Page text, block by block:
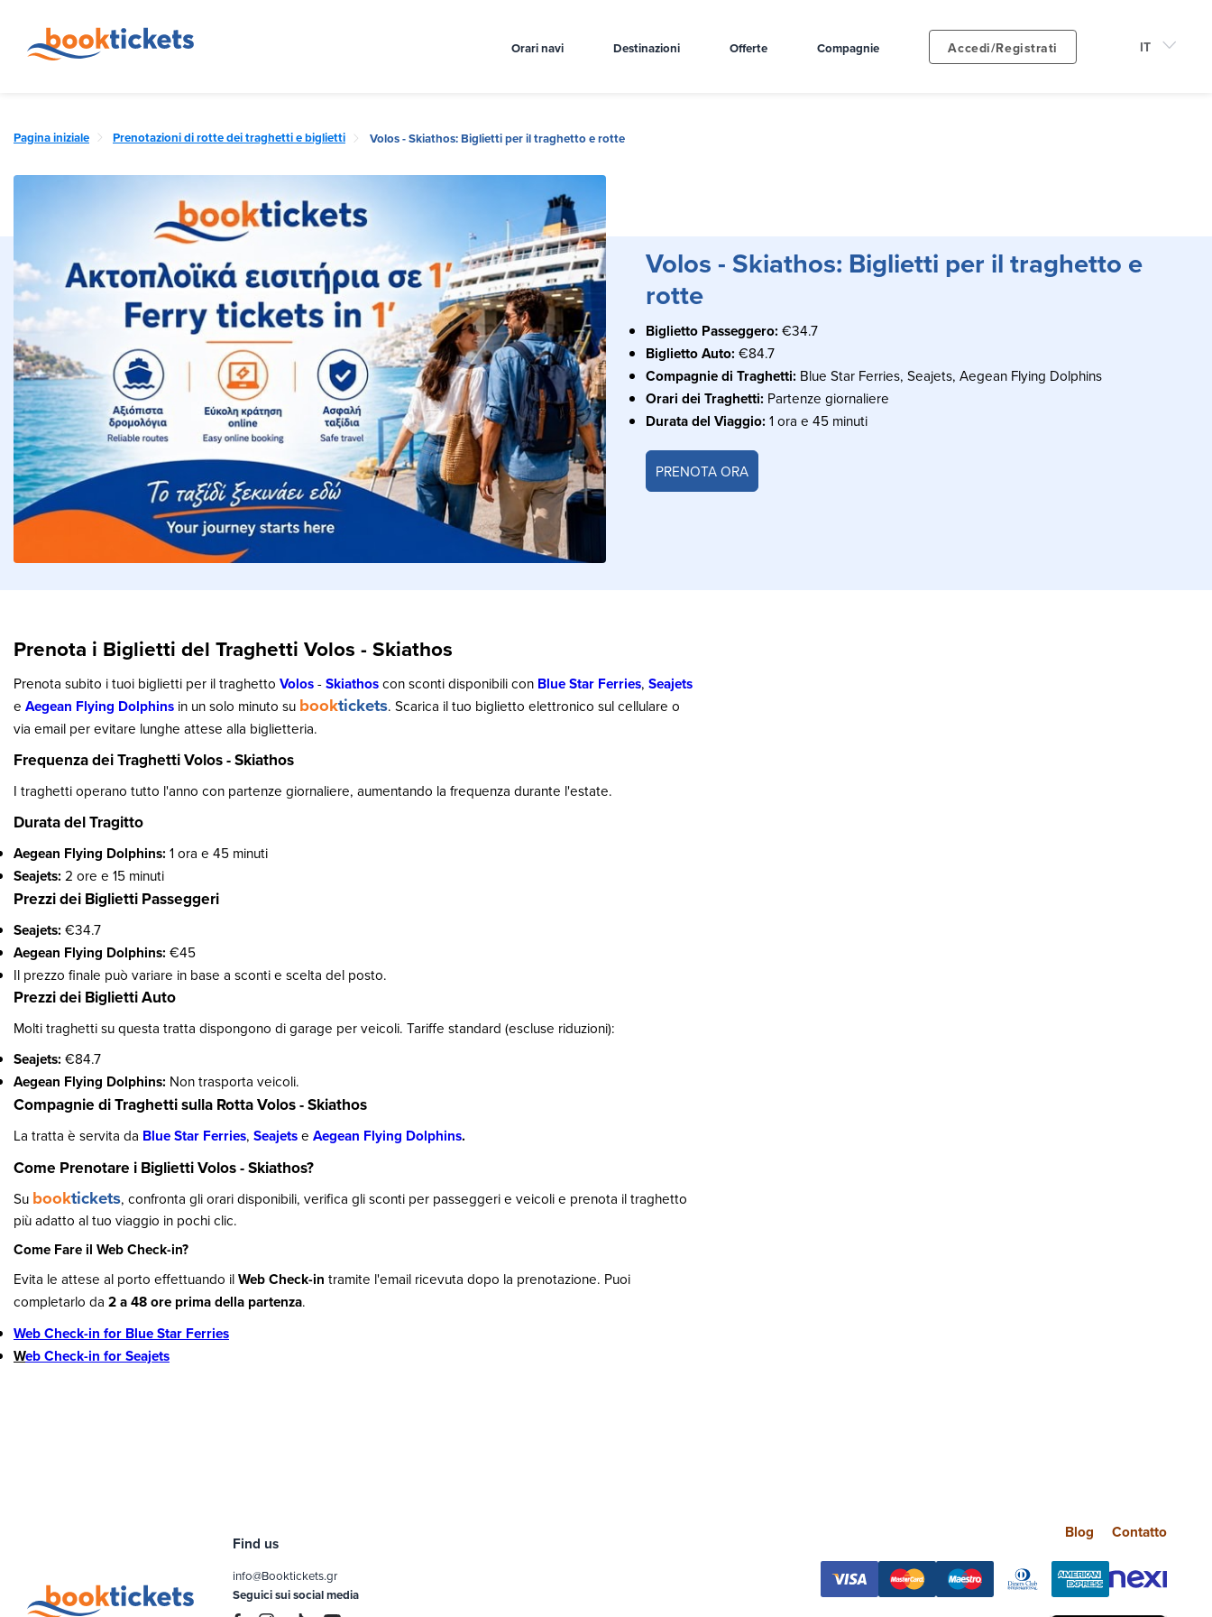
Orari navi Destinazioni Offerte Compagnie Accedi/Registrati
Pagina iniziale Prenotazioni di rotte dei traghetti e biglietti Volos - Skiathos: Biglietti per il traghetto e rotte
Volos - Skiathos: Biglietti per il traghetto e
rotte
Biglietto Passeggero: €34.7
Biglietto Auto: €84.7
Compagnie di Traghetti: Blue Star Ferries, Seajets, Aegean Flying Dolphins
Orari dei Traghetti: Partenze giornaliere
Durata del Viaggio: 1 ora e 45 minuti
PRENOTA ORA
Prenota i Biglietti del Traghetti Volos - Skiathos
Prenota subito i tuoi biglietti per il traghetto Volos-Skiathoscon sconti disponibili con Blue Star Ferries, Seajets
e Aegean Flying Dolphins in un solo minuto su booktickets. Scarica il tuo biglietto elettronico sul cellulare o
via email per evitare lunghe attese alla biglietteria.
Frequenza dei Traghetti Volos - Skiathos
I traghetti operano tutto l'anno con partenze giornaliere, aumentando la frequenza durante l'estate.
Durata del Tragitto
Aegean Flying Dolphins: 1 ora e 45 minuti
Seajets: 2 ore e 15 minuti
Prezzi dei Biglietti Passeggeri
Seajets: €34.7
Aegean Flying Dolphins: €45
Il prezzo finale può variare in base a sconti e scelta del posto.
Prezzi dei Biglietti Auto
Molti traghetti su questa tratta dispongono di garage per veicoli. Tariffe standard (escluse riduzioni):
Seajets: €84.7
Aegean Flying Dolphins: Non trasporta veicoli.
Compagnie di Traghetti sulla Rotta Volos - Skiathos
La tratta è servita da Blue Star Ferries, Seajetse Aegean Flying Dolphins.
Come Prenotare i Biglietti Volos - Skiathos?
Su booktickets, confronta gli orari disponibili, verifica gli sconti per passeggeri e veicoli e prenota il traghetto
più adatto al tuo viaggio in pochi clic.
Come Fare il Web Check-in?
Evita le attese al porto effettuando ilWeb Check-in tramite l'email ricevuta dopo la prenotazione. Puoi
completarlo da 2 a 48 ore prima della partenza.
Web Check-in for Blue Star Ferries
Web Check-in for Seajets
Find us
info@Booktickets.gr
Seguici sui social media
Blog Contatto